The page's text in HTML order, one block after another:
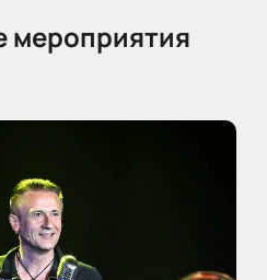
мероприятия